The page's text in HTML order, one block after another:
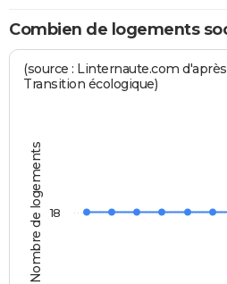
Combien de logements
Nombre de logements
(source : Linternaute.com
Transition écologique)
18